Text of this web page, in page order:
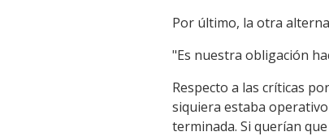
Por último, la otra
"Es nuestra obligación
Respecto a las críticas
siquiera estaba
terminada. Si querían